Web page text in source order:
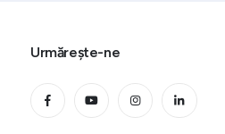
Urmărește-ne